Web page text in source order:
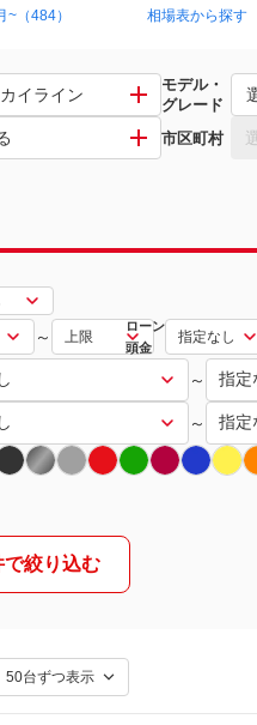
~（484） 2006年11月
相場表から探す
イライン
モデル・
グレード
市区町村
～
ローン
頭金
～
～
で絞り込む